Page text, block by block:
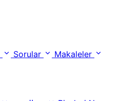
Sorular
Makaleler